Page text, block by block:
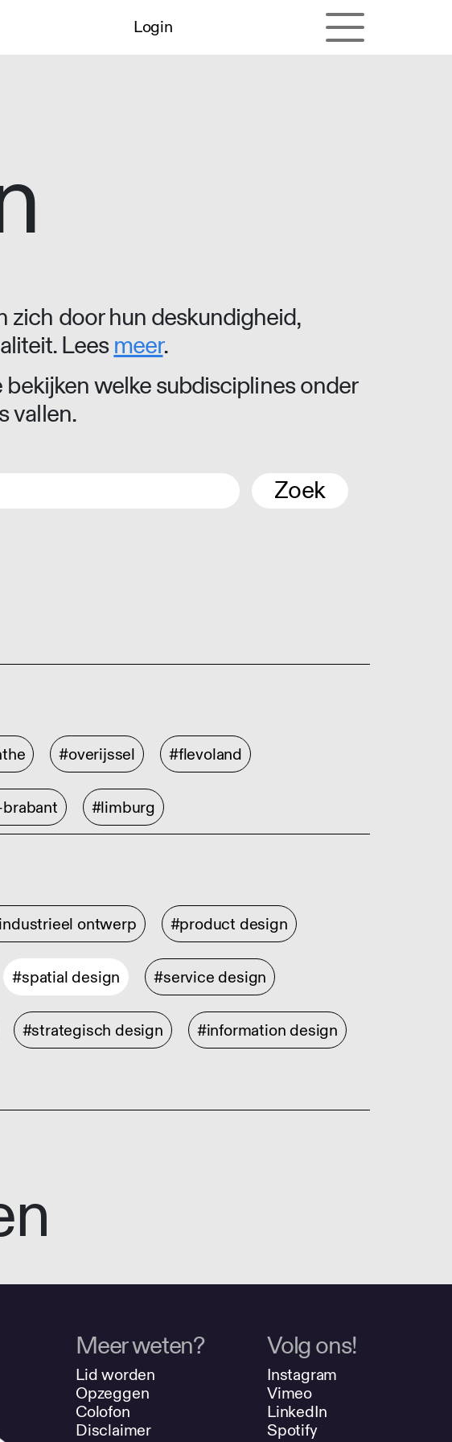
Login
zich door hun deskundigheid,
Leesmeer.
welke subdisciplines onder
vallen.
Zoek
#overijssel #flevoland
#limburg
ontwerp #product design
#spatial design #service design
#strategisch design #information design
Meer weten?
Lid worden
Opzeggen
Colofon
Disclaimer
Volg ons!
Instagram
Vimeo
LinkedIn
Spotify